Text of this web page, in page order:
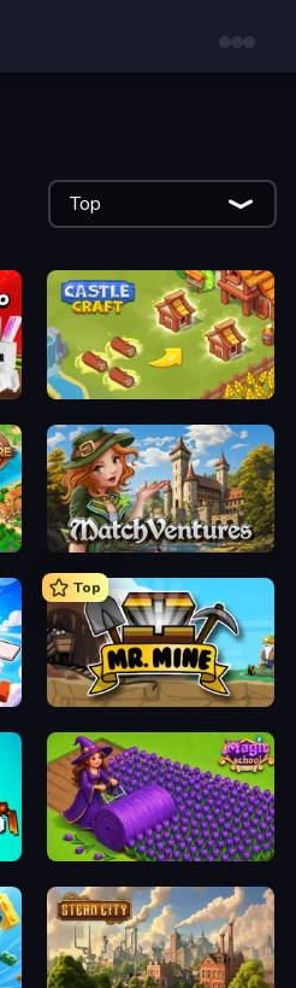
Top
Castle Craft
MatchVentures
Top
Mr. Mine
Magic School